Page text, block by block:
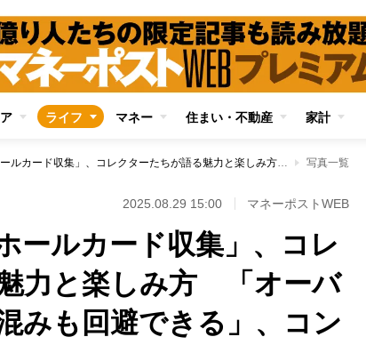
ライフ マネー 住まい・不動産 家計
全国各地の「マンホールカード収集」、コレクターたちが語る魅力と楽しみ方 「オーバーツーリズムの人混みも回避できる」、コンプリートは目指さず「“旅のついで”のスタンスがいい」 写真一覧
2025.08.29 15:00 マネーポストWEB
ールカード収集」、コレ
力と楽しみ方 「オーバ
みも回避できる」、コン